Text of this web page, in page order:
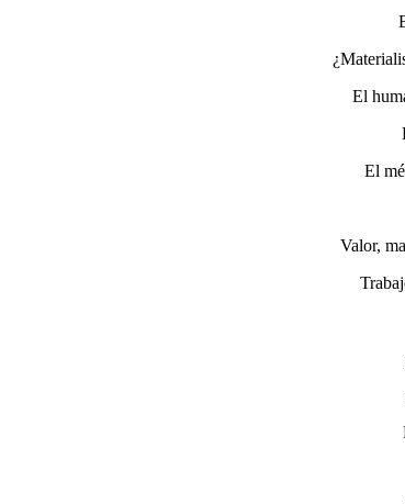
El
El
Valor,